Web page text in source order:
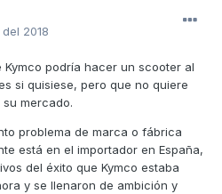
2018
podría hacer un scooter al
si quisiese, pero que no quiere
mercado.
problema de marca o fábrica
está en el importador en España,
del éxito que Kymco estaba
y se llenaron de ambición y